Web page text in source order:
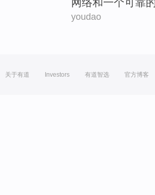
youdao
关于有道 Investors 有道智选 官方博客